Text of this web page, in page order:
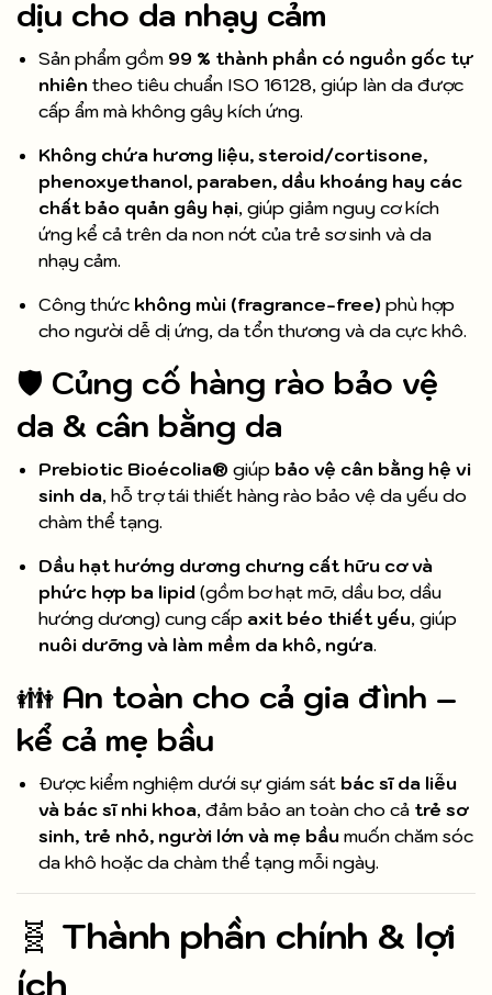
dịu cho da nhạy cảm
Sản phẩm gồm 99 % thành phần có nguồn gốc tự
nhiên theo tiêu chuẩn ISO 16128, giúp làn da được
cấp ẩm mà không gây kích ứng.
Không chứa hương liệu, steroid/cortisone,
phenoxyethanol, paraben, dầu khoáng hay các
chất bảo quản gây hại, giúp giảm nguy cơ kích
ứng kể cả trên da non nớt của trẻ sơ sinh và da
nhạy cảm.
Công thức không mùi (fragrance-free) phù hợp
cho người dễ dị ứng, da tổn thương và da cực khô.
🛡️ Củng cố hàng rào bảo vệ
da & cân bằng da
Prebiotic Bioécolia® giúp bảo vệ cân bằng hệ vi
sinh da, hỗ trợ tái thiết hàng rào bảo vệ da yếu do
chàm thể tạng.
Dầu hạt hướng dương chưng cất hữu cơ và
phức hợp ba lipid (gồm bơ hạt mỡ, dầu bơ, dầu
hướng dương) cung cấp axit béo thiết yếu, giúp
nuôi dưỡng và làm mềm da khô, ngứa.
👪 An toàn cho cả gia đình –
kể cả mẹ bầu
Được kiểm nghiệm dưới sự giám sát bác sĩ da liễu
và bác sĩ nhi khoa, đảm bảo an toàn cho cả trẻ sơ
sinh, trẻ nhỏ, người lớn và mẹ bầu muốn chăm sóc
da khô hoặc da chàm thể tạng mỗi ngày.
🧬 Thành phần chính & lợi
ích